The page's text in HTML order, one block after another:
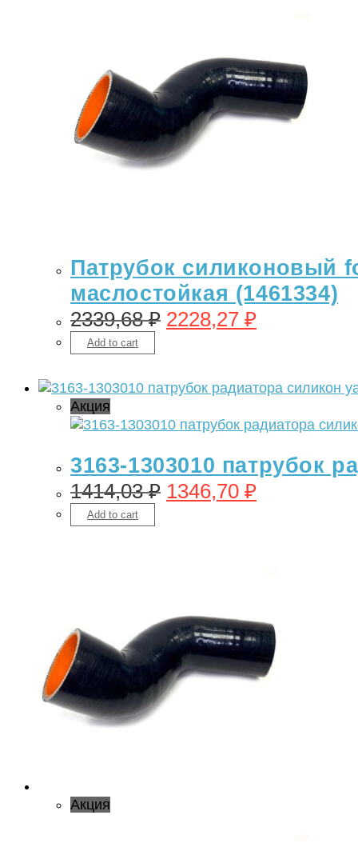
Патрубок силиконовый
маслостойкая (1461334)
2339,68₽ 2228,27 ₽
Add to cart
Акция
3163-1303010 патрубок
1414,03₽ 1346,70 ₽
Add to cart
Акция